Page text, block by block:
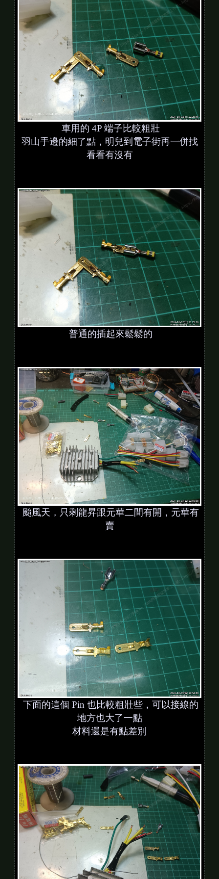
車用的 4P 端子比較粗壯
羽山手邊的細了點，明兒到電子街再一併找
看看有沒有
普通的插起來鬆鬆的
颱風天，只剩龍昇跟元華二間有開，元華有
賣
下面的這個 Pin 也比較粗壯些，可以接線的
地方也大了一點
材料還是有點差別